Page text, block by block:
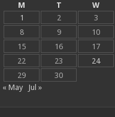
M
T W
1
2 3
8
9 10
15
16 17
22
23 24
29
30
« May
Jul »